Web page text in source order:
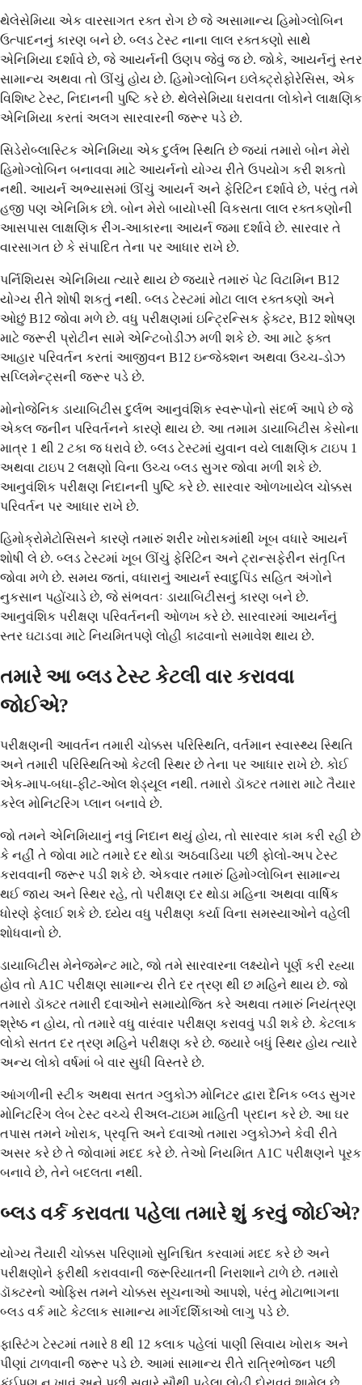
થેલેસેમિયા એક વારસાગત રક્ત રોગ છે જે અસામાન્ય હિમોગ્લોબિન
ઉત્પાદનનું કારણ બને છે. બ્લડ ટેસ્ટ નાના લાલ રક્તકણો સાથે
એનિમિયા દર્શાવે છે, જે આયર્નની ઉણપ જેવું જ છે. જોકે, આયર્નનું સ્તર
સામાન્ય અથવા તો ઊંચું હોય છે. હિમોગ્લોબિન ઇલેક્ટ્રોફોરેસિસ, એક
વિશિષ્ટ ટેસ્ટ, નિદાનની પુષ્ટિ કરે છે. થેલેસેમિયા ધરાવતા લોકોને લાક્ષણિક
એનિમિયા કરતાં અલગ સારવારની જરૂર પડે છે.
સિડેરોબ્લાસ્ટિક એનિમિયા એક દુર્લભ સ્થિતિ છે જ્યાં તમારો બોન મેરો
હિમોગ્લોબિન બનાવવા માટે આયર્નનો યોગ્ય રીતે ઉપયોગ કરી શકતો
નથી. આયર્ન અભ્યાસમાં ઊંચું આયર્ન અને ફેરિટિન દર્શાવે છે, પરંતુ તમે
હજી પણ એનિમિક છો. બોન મેરો બાયોપ્સી વિકસતા લાલ રક્તકણોની
આસપાસ લાક્ષણિક રીંગ-આકારના આયર્ન જમા દર્શાવે છે. સારવાર તે
વારસાગત છે કે સંપાદિત તેના પર આધાર રાખે છે.
પર્નિશિયસ એનિમિયા ત્યારે થાય છે જ્યારે તમારું પેટ વિટામિન B12
યોગ્ય રીતે શોષી શકતું નથી. બ્લડ ટેસ્ટમાં મોટા લાલ રક્તકણો અને
ઓછું B12 જોવા મળે છે. વધુ પરીક્ષણમાં ઇન્ટ્રિન્સિક ફેક્ટર, B12 શોષણ
માટે જરૂરી પ્રોટીન સામે એન્ટિબોડીઝ મળી શકે છે. આ માટે ફક્ત
આહાર પરિવર્તન કરતાં આજીવન B12 ઇન્જેક્શન અથવા ઉચ્ચ-ડોઝ
સપ્લિમેન્ટ્સની જરૂર પડે છે.
મોનોજેનિક ડાયાબિટીસ દુર્લભ આનુવંશિક સ્વરૂપોનો સંદર્ભ આપે છે જે
એકલ જનીન પરિવર્તનને કારણે થાય છે. આ તમામ ડાયાબિટીસ કેસોના
માત્ર 1 થી 2 ટકા જ ધરાવે છે. બ્લડ ટેસ્ટમાં યુવાન વયે લાક્ષણિક ટાઇપ 1
અથવા ટાઇપ 2 લક્ષણો વિના ઉચ્ચ બ્લડ સુગર જોવા મળી શકે છે.
આનુવંશિક પરીક્ષણ નિદાનની પુષ્ટિ કરે છે. સારવાર ઓળખાયેલ ચોક્કસ
પરિવર્તન પર આધાર રાખે છે.
હિમોક્રોમેટોસિસને કારણે તમારું શરીર ખોરાકમાંથી ખૂબ વધારે આયર્ન
શોષી લે છે. બ્લડ ટેસ્ટમાં ખૂબ ઊંચું ફેરિટિન અને ટ્રાન્સફેરીન સંતૃપ્તિ
જોવા મળે છે. સમય જતાં, વધારાનું આયર્ન સ્વાદુપિંડ સહિત અંગોને
નુકસાન પહોંચાડે છે, જે સંભવતઃ ડાયાબિટીસનું કારણ બને છે.
આનુવંશિક પરીક્ષણ પરિવર્તનની ઓળખ કરે છે. સારવારમાં આયર્નનું
સ્તર ઘટાડવા માટે નિયમિતપણે લોહી કાઢવાનો સમાવેશ થાય છે.
તમારે આ બ્લડ ટેસ્ટ કેટલી વાર કરાવવા
જોઈએ?
પરીક્ષણની આવર્તન તમારી ચોક્કસ પરિસ્થિતિ, વર્તમાન સ્વાસ્થ્ય સ્થિતિ
અને તમારી પરિસ્થિતિઓ કેટલી સ્થિર છે તેના પર આધાર રાખે છે. કોઈ
એક-માપ-બધા-ફીટ-ઓલ શેડ્યૂલ નથી. તમારો ડૉક્ટર તમારા માટે તૈયાર
કરેલ મોનિટરિંગ પ્લાન બનાવે છે.
જો તમને એનિમિયાનું નવું નિદાન થયું હોય, તો સારવાર કામ કરી રહી છે
કે નહીં તે જોવા માટે તમારે દર થોડા અઠવાડિયા પછી ફોલો-અપ ટેસ્ટ
કરાવવાની જરૂર પડી શકે છે. એકવાર તમારું હિમોગ્લોબિન સામાન્ય
થઈ જાય અને સ્થિર રહે, તો પરીક્ષણ દર થોડા મહિના અથવા વાર્ષિક
ધોરણે ફેલાઈ શકે છે. ધ્યેય વધુ પરીક્ષણ કર્યા વિના સમસ્યાઓને વહેલી
શોધવાનો છે.
ડાયાબિટીસ મેનેજમેન્ટ માટે, જો તમે સારવારના લક્ષ્યોને પૂર્ણ કરી રહ્યા
હોવ તો A1C પરીક્ષણ સામાન્ય રીતે દર ત્રણ થી છ મહિને થાય છે. જો
તમારો ડૉક્ટર તમારી દવાઓને સમાયોજિત કરે અથવા તમારું નિયંત્રણ
શ્રેષ્ઠ ન હોય, તો તમારે વધુ વારંવાર પરીક્ષણ કરાવવું પડી શકે છે. કેટલાક
લોકો સતત દર ત્રણ મહિને પરીક્ષણ કરે છે. જ્યારે બધું સ્થિર હોય ત્યારે
અન્ય લોકો વર્ષમાં બે વાર સુધી વિસ્તરે છે.
આંગળીની સ્ટીક અથવા સતત ગ્લુકોઝ મોનિટર દ્વારા દૈનિક બ્લડ સુગર
મોનિટરિંગ લેબ ટેસ્ટ વચ્ચે રીઅલ-ટાઇમ માહિતી પ્રદાન કરે છે. આ ઘર
તપાસ તમને ખોરાક, પ્રવૃત્તિ અને દવાઓ તમારા ગ્લુકોઝને કેવી રીતે
અસર કરે છે તે જોવામાં મદદ કરે છે. તેઓ નિયમિત A1C પરીક્ષણને પૂરક
બનાવે છે, તેને બદલતા નથી.
બ્લડ વર્ક કરાવતા પહેલા તમારે શું કરવું જોઈએ?
યોગ્ય તૈયારી ચોક્કસ પરિણામો સુનિશ્ચિત કરવામાં મદદ કરે છે અને
પરીક્ષણોને ફરીથી કરાવવાની જરૂરિયાતની નિરાશાને ટાળે છે. તમારો
ડૉક્ટરનો ઓફિસ તમને ચોક્કસ સૂચનાઓ આપશે, પરંતુ મોટાભાગના
બ્લડ વર્ક માટે કેટલાક સામાન્ય માર્ગદર્શિકાઓ લાગુ પડે છે.
ફાસ્ટિંગ ટેસ્ટમાં તમારે 8 થી 12 કલાક પહેલાં પાણી સિવાય ખોરાક અને
પીણાં ટાળવાની જરૂર પડે છે. આમાં સામાન્ય રીતે રાત્રિભોજન પછી